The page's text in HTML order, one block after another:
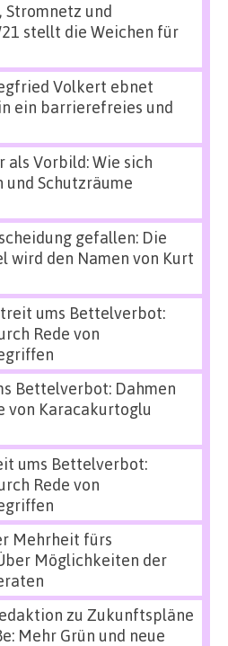
Stromnetz und
stellt die Weichen für
Volkert ebnet
ein barrierefreies und
als Vorbild: Wie sich
Schutzräume
gefallen: Die
wird den Namen von Kurt
ums Bettelverbot:
Rede von
Bettelverbot: Dahmen
von Karacakurtoglu
ums Bettelverbot:
Rede von
Mehrheit fürs
Möglichkeiten der
zu Zukunftspläne
Mehr Grün und neue